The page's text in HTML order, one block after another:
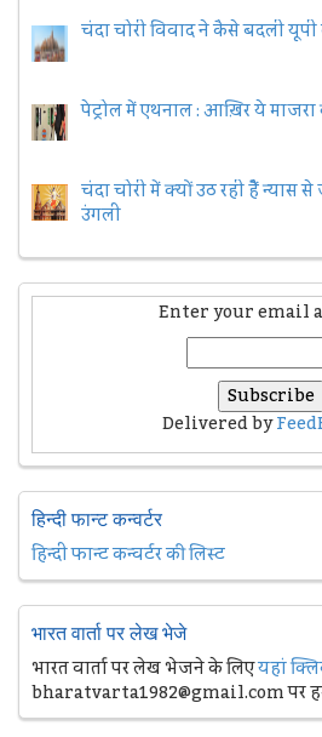
चंदा चोरी विवाद ने कैसे बदली
पेट्रोल में एथनाल : आख़िर ये माजरा
चंदा चोरी में क्यों उठ रही हैैं न्यास
उंगली
Enter your email
Delivered by
हिन्दी फान्ट कन्वर्टर
हिन्दी फान्ट कन्वर्टर की लिस्ट
भारत वार्ता पर लेख भेजे
भारत वार्ता पर लेख भेजने के लिएयहां
bharatvarta1982@gmail.com पर